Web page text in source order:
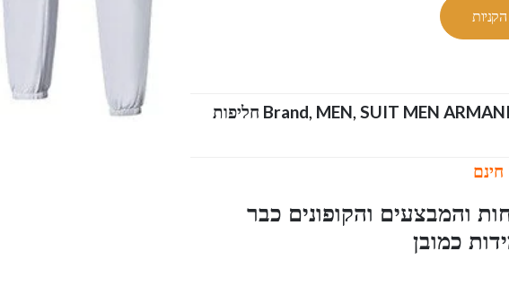
Brand, MEN,
SUIT MEN ARMANI חליפות
והמבצעים והקופונים כבר
כמובן